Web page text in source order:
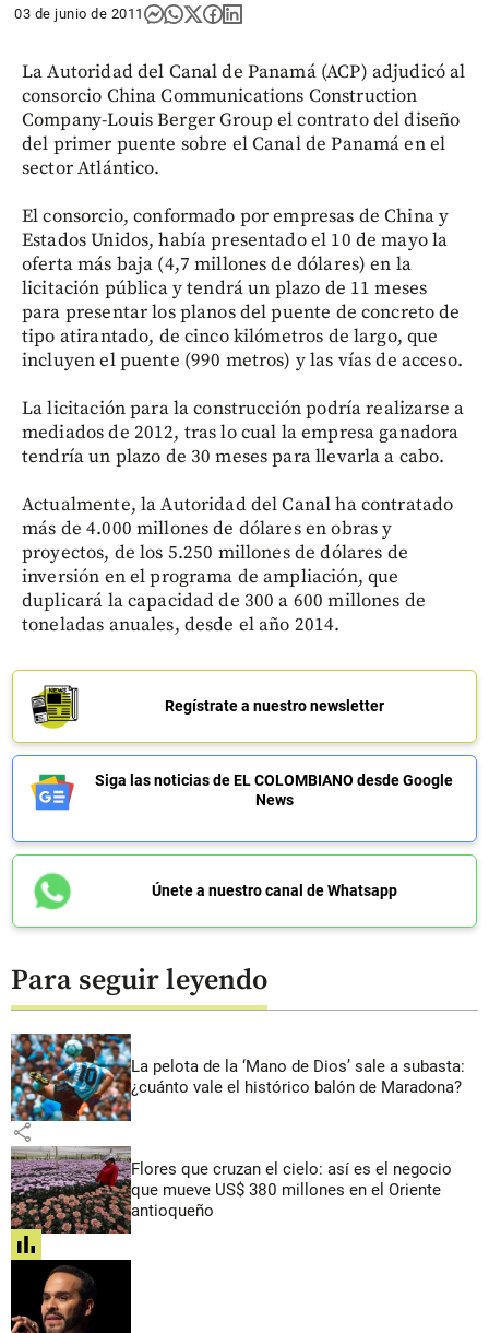
03 de junio de 2011
La Autoridad del Canal de Panamá (ACP) adjudicó al
consorcio China Communications Construction
Company-Louis Berger Group el contrato del diseño
del primer puente sobre el Canal de Panamá en el
sector Atlántico.
El consorcio, conformado por empresas de China y
Estados Unidos, había presentado el 10 de mayo la
oferta más baja (4,7 millones de dólares) en la
licitación pública y tendrá un plazo de 11 meses
para presentar los planos del puente de concreto de
tipo atirantado, de cinco kilómetros de largo, que
incluyen el puente (990 metros) y las vías de acceso.
La licitación para la construcción podría realizarse a
mediados de 2012, tras lo cual la empresa ganadora
tendría un plazo de 30 meses para llevarla a cabo.
Actualmente, la Autoridad del Canal ha contratado
más de 4.000 millones de dólares en obras y
proyectos, de los 5.250 millones de dólares de
inversión en el programa de ampliación, que
duplicará la capacidad de 300 a 600 millones de
toneladas anuales, desde el año 2014.
Regístrate a nuestro newsletter
Siga las noticias de EL COLOMBIANO desde Google
News
Únete a nuestro canal de Whatsapp
Para seguir leyendo
La pelota de la ‘Mano de Dios’ sale a subasta:
¿cuánto vale el histórico balón de Maradona?
share
Flores que cruzan el cielo: así es el negocio
que mueve US$ 380 millones en el Oriente
antioqueño
share